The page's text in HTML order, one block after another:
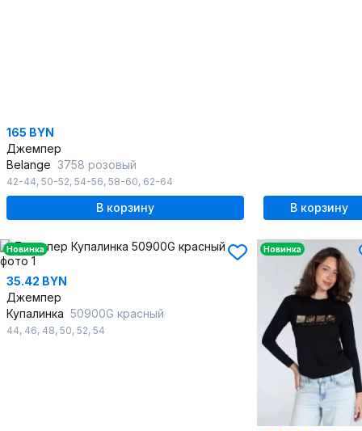
165 BYN
Джемпер
Belange 3758 розовый
42-44, 50-52, 54-56, 58-60, 62-64
В корзину В корзину
Новинка
35.42 BYN
Джемпер
Купалинка 50900G красный
44, 46, 48, 50, 52, 54
Новинка